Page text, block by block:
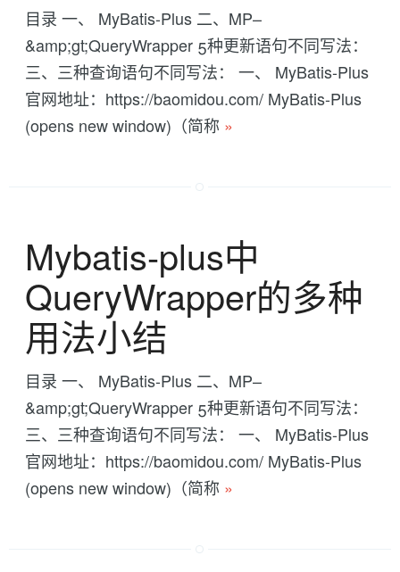
目录 一、 MyBatis-Plus 二、MP–
&amp;gt;QueryWrapper 5种更新语句不同写法：
三、三种查询语句不同写法： 一、 MyBatis-Plus
官网地址：https://baomidou.com/ MyBatis-Plus
(opens new window)（简称 »
Mybatis-plus中
QueryWrapper的多种
用法小结
目录 一、 MyBatis-Plus 二、MP–
&amp;gt;QueryWrapper 5种更新语句不同写法：
三、三种查询语句不同写法： 一、 MyBatis-Plus
官网地址：https://baomidou.com/ MyBatis-Plus
(opens new window)（简称 »